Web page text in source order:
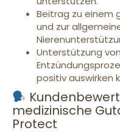
Beitrag zu einem
und zur
Unterstützung
positiv auswirken
medizinische
Protect